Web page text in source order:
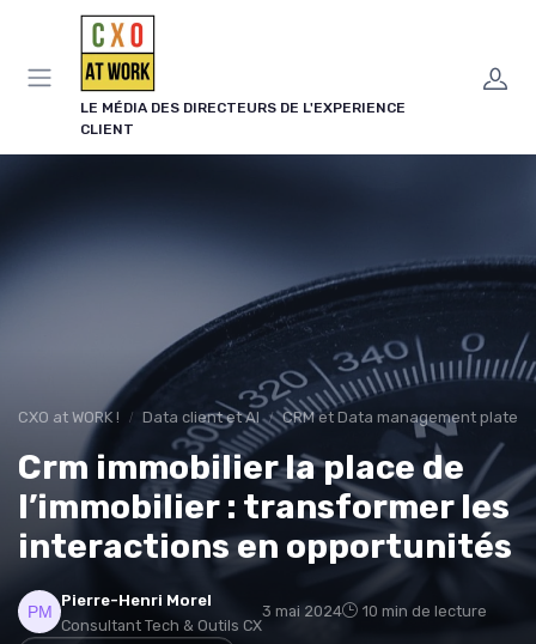
LE MÉDIA DES DIRECTEURS DE L'EXPERIENCE
CLIENT
CXO at WORK ! Data client et AI CRM et Data management
Crm immobilier la place de
l’immobilier : transformer les
interactions en opportunités
Pierre-Henri Morel
Consultant Tech & Outils CX
3 mai 2024 10 min de lecture
Panneau de gestion des cookies